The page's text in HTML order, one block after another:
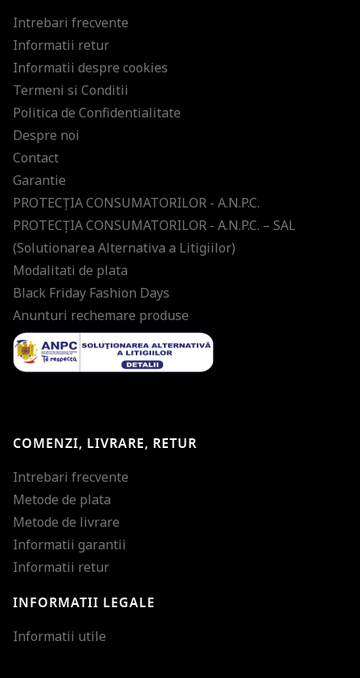
Intrebari frecvente
Informatii retur
Informatii despre cookies
Termeni si Conditii
Politica de Confidentialitate
Despre noi
Contact
Garantie
PROTECŢIA CONSUMATORILOR - A.N.P.C.
PROTECŢIA CONSUMATORILOR - A.N.P.C. – SAL
(Solutionarea Alternativa a Litigiilor)
Modalitati de plata
Black Friday Fashion Days
Anunturi rechemare produse
COMENZI, LIVRARE, RETUR
Intrebari frecvente
Metode de plata
Metode de livrare
Informatii garantii
Informatii retur
INFORMATII LEGALE
Informatii utile